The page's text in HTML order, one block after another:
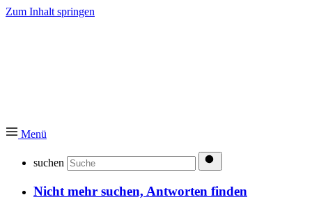
Zum Inhalt springen
Menü
suchen
Nicht mehr suchen, Antworten finden